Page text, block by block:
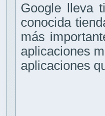
Google lleva
conocida
más
aplicaciones
aplicaciones